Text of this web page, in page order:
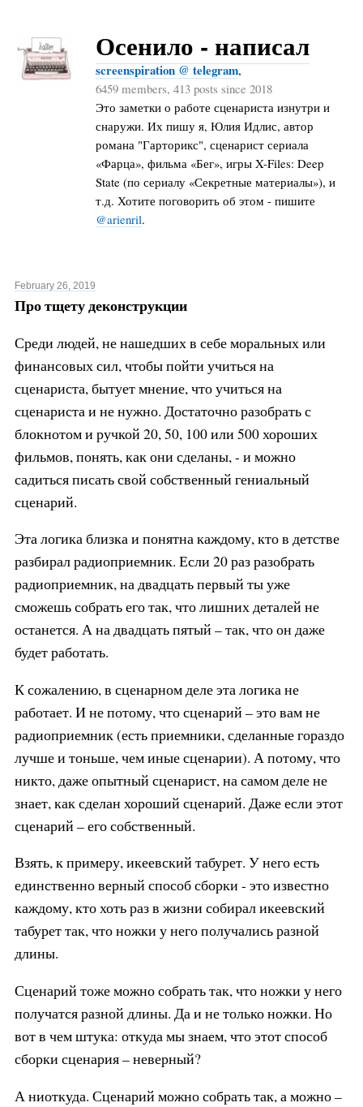
Осенило - написал
screenspiration @ telegram,
6459 members, 413 posts since 2018
Это заметки о работе сценариста изнутри и
снаружи. Их пишу я, Юлия Идлис, автор
романа "Гарторикс", сценарист сериала
«Фарца», фильма «Бег», игры X-Files: Deep
State (по сериалу «Секретные материалы»), и
т.д. Хотите поговорить об этом - пишите
@arienril.
February 26, 2019
Про тщету деконструкции
Среди людей, не нашедших в себе моральных или
финансовых сил, чтобы пойти учиться на
сценариста, бытует мнение, что учиться на
сценариста и не нужно. Достаточно разобрать с
блокнотом и ручкой 20, 50, 100 или 500 хороших
фильмов, понять, как они сделаны, - и можно
садиться писать свой собственный гениальный
сценарий.
Эта логика близка и понятна каждому, кто в детстве
разбирал радиоприемник. Если 20 раз разобрать
радиоприемник, на двадцать первый ты уже
сможешь собрать его так, что лишних деталей не
останется. А на двадцать пятый – так, что он даже
будет работать.
К сожалению, в сценарном деле эта логика не
работает. И не потому, что сценарий – это вам не
радиоприемник (есть приемники, сделанные гораздо
лучше и тоньше, чем иные сценарии). А потому, что
никто, даже опытный сценарист, на самом деле не
знает, как сделан хороший сценарий. Даже если этот
сценарий – его собственный.
Взять, к примеру, икеевский табурет. У него есть
единственно верный способ сборки - это известно
каждому, кто хоть раз в жизни собирал икеевский
табурет так, что ножки у него получались разной
длины.
Сценарий тоже можно собрать так, что ножки у него
получатся разной длины. Да и не только ножки. Но
вот в чем штука: откуда мы знаем, что этот способ
сборки сценария – неверный?
А ниоткуда. Сценарий можно собрать так, а можно –